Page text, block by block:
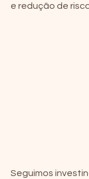
e redução de
Seguimos